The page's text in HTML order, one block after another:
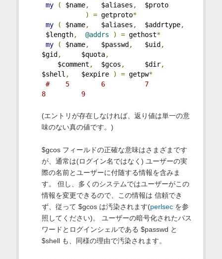
my
( $name, $aliases ,
$proto
)
= getproto*
my
( $name, $aliases , $addrtype,
$length, @addrs ) = gethost*
my
( $name, $passwd , $uid ,
$gid , $quota,
$comment , $gcos , $dir,
$shell , $expire ) = getpw*
#    5        6          7
8         9
(エントリが存在しなければ、返り値は単一の意
味のない真の値です。)
$gcos フィールドの正確な意味はさまざまです
が、通常は(ログイン名ではなく) ユーザーの実
際の名前とユーザーに付随する情報を含みま
す。 但し、多くのシステムではユーザーがこの
情報を変更できるので、この情報は 信頼でき
ず、従って $gcos は汚染されます(perlsecを参
照してください)。 ユーザーの暗号化されたパス
ワードとログインシェルである $passwd と
$shell も、同様の理由で汚染されます。